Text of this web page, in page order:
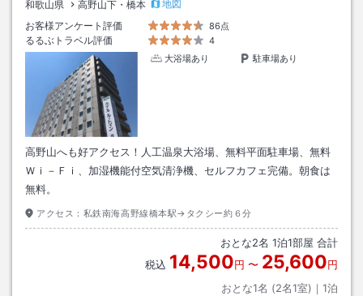
和歌山県 高野山下・橋本
地図
お客様アンケート評価
86点
るるぶトラベル評価
4
大浴場あり
駐車場あり
高野山へも好アクセス！人工温泉大浴場、無料平面駐車場、無料
Ｗｉ－Ｆｉ、加湿機能付空気清浄機、セルフカフェ完備。朝食は
無料。
アクセス： 私鉄南海高野線橋本駅→タクシー約６分
おとな2名 1泊1部屋 合計
税込 14,500円 〜 25,600円
おとな1名 (2名1室)｜ 1泊